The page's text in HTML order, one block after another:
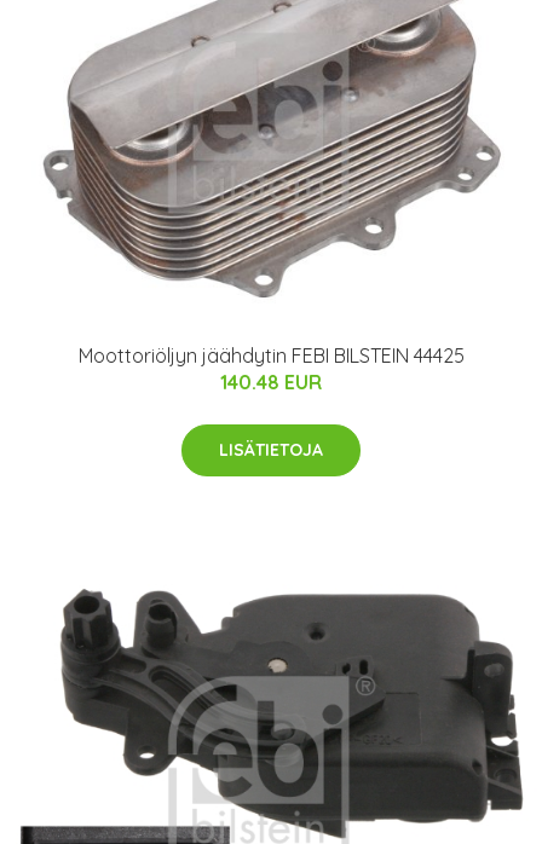
Moottoriöljyn jäähdytin FEBI BILSTEIN 44425
140.48 EUR
LISÄTIETOJA